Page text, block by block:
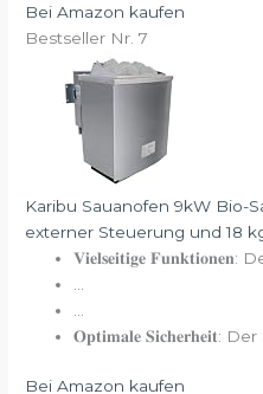
Bei Amazon kaufen
Bestseller Nr. 7
Karibu Sauanofen 9kW Bio-
externer Steuerung und 18
𝐕𝐢𝐞𝐥𝐬𝐞𝐢𝐭𝐢𝐠𝐞 𝐅𝐮𝐧𝐤𝐭𝐢𝐨𝐧𝐞𝐧:
𝐎𝐩𝐭𝐢𝐦𝐚𝐥𝐞 𝐒𝐢𝐜𝐡𝐞𝐫𝐡𝐞𝐢𝐭:
Bei Amazon kaufen